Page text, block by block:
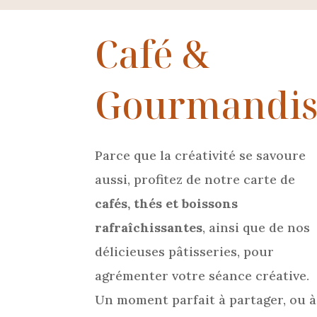
Café &
Parce que la créativité se savoure
aussi, profitez de notre carte de
cafés, thés et boissons
rafraîchissantes, ainsi que de nos
délicieuses pâtisseries, pour
agrémenter votre séance créative.
Un moment parfait à partager, ou à